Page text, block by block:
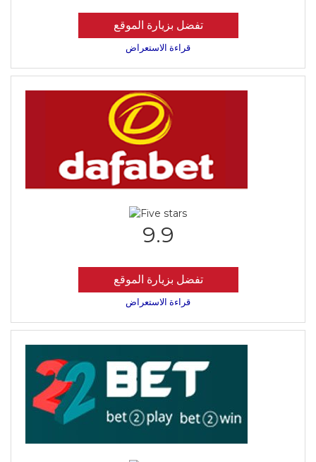
تفضل بزيارة الموقع
قراءة الاستعراض
9.9
تفضل بزيارة الموقع
قراءة الاستعراض